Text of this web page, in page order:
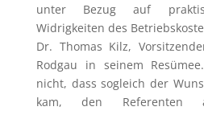
unter Bezug auf
Widrigkeiten des
Dr. Thomas Kilz,
Rodgau in seinem
nicht, dass sogleich der
kam, den Referenten